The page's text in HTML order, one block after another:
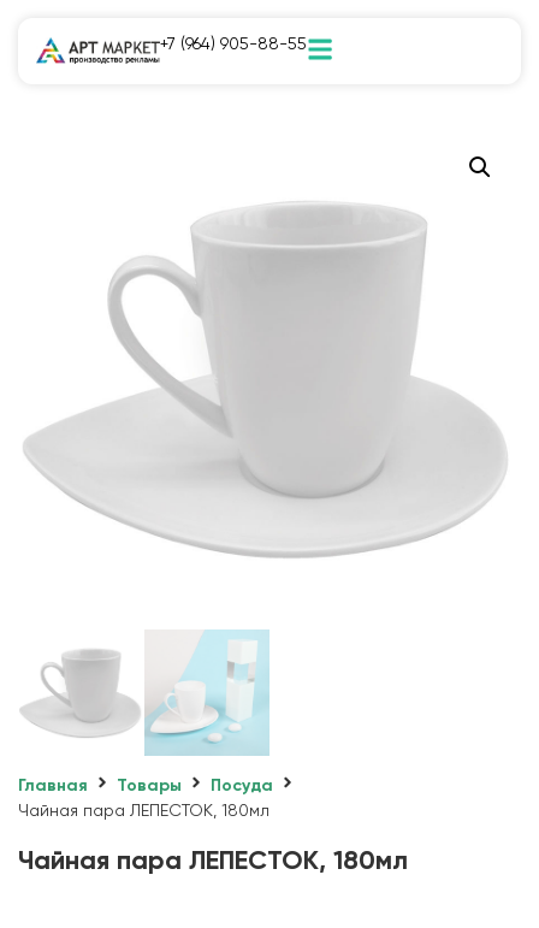
+7 (964) 905-88-55
Главная Товары
Посуда
Чайная пара ЛЕПЕСТОК, 180мл
Чайная пара ЛЕПЕСТОК, 180мл